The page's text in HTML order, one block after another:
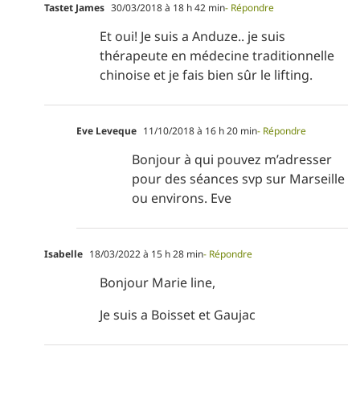
Tastet James 30/03/2018 à 18 h 42 min- Répondre
Et oui! Je suis a Anduze.. je suis
thérapeute en médecine traditionnelle
chinoise et je fais bien sûr le lifting.
Eve Leveque 11/10/2018 à 16 h 20 min- Répondre
Bonjour à qui pouvez m’adresser
pour des séances svp sur Marseille
ou environs. Eve
Isabelle 18/03/2022 à 15 h 28 min- Répondre
Bonjour Marie line,
Je suis a Boisset et Gaujac